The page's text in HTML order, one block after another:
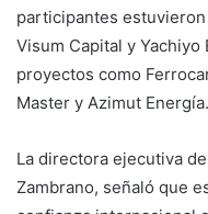
participantes
Visum Capital y
proyectos como
Master y Azimut Energía.
La directora ejecutiva
Zambrano, señaló que